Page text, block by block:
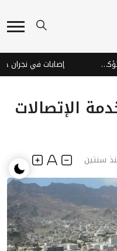
قوات الطوارئ اليمنية تنفي سقوط خسائر بشرية وتؤكد جاهزيتها إصابات في نجران
الإتصالات
سنتين